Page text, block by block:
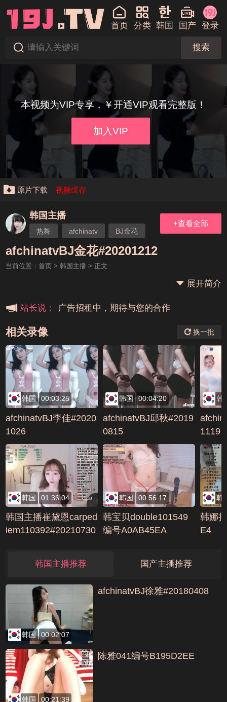
首页 分类 韩国 国产 登录
搜索
本视频为VIP专享，￥开通VIP观看完整版！
加入VIP
原片下载 视频缓存
韩国主播
热舞 afchinatv BJ金花
+查看全部
afchinatvBJ金花#20201212
当前位置： 首页> 韩国主播 > 正文
展开简介
站长说：
本站大事件(19j网站发展历程)
广告招租中，期待与您的合作
相关录像 换一批
韩国 00:03:25
afchinatvBJ李佳#2020
1026
韩国 00:04:20
afchinatvBJ邱秋#2019
0815
韩
1119
韩国 01:36:04
韩国主播崔黛恩carped
iem110392#20210730
韩国 00:56:17
韩宝贝double101549
编号A0AB45EA
韩
韩娜
E4
韩国主播推荐 国产主播推荐
韩国 00:02:07
afchinatvBJ徐雅#20180408
韩国 00:21:39
陈雅041编号B195D2EE